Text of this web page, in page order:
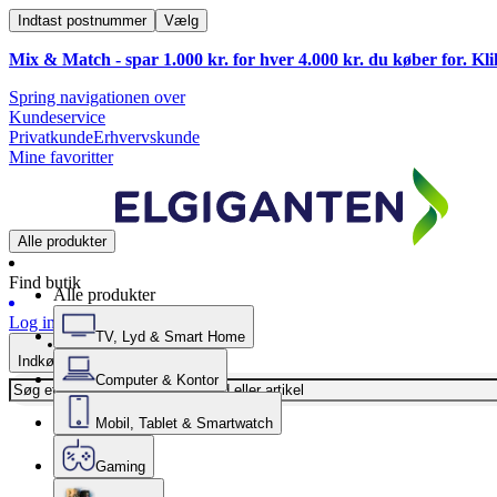
Indtast postnummer Vælg
Mix & Match - spar 1.000 kr. for hver 4.000 kr. du køber for.
Spring navigationen over
Kundeservice
PrivatkundeErhvervskunde
Mine favoritter
Alle produkter
Find butik
Log ind
Indkøbskurv
Alle produkter
TV, Lyd & Smart Home
Computer & Kontor
Mobil, Tablet & Smartwatch
Gaming